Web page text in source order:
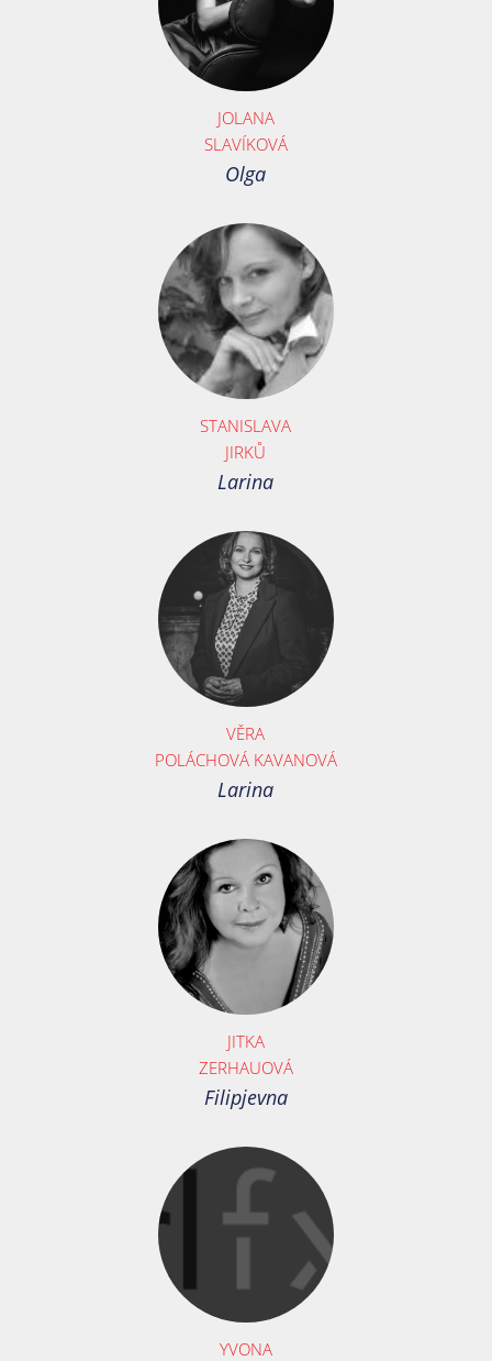
JOLANA
SLAVÍKOVÁ
Olga
STANISLAVA
JIRKŮ
Larina
VĚRA
POLÁCHOVÁ KAVANOVÁ
Larina
JITKA
ZERHAUOVÁ
Filipjevna
YVONA